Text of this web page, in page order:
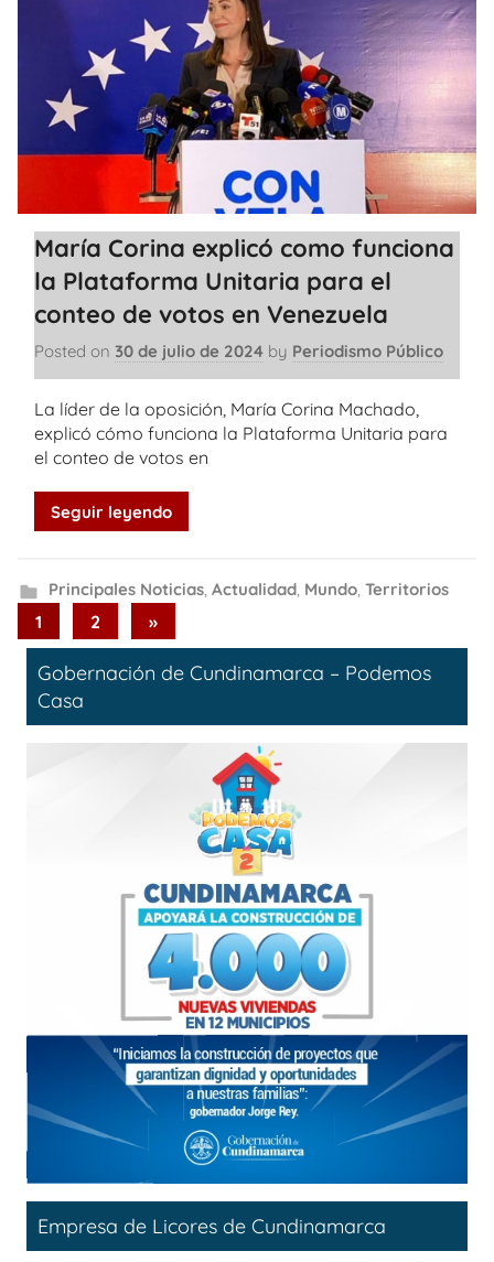
María Corina explicó como funciona
la Plataforma Unitaria para el
conteo de votos en Venezuela
Posted on 30 de julio de 2024 by Periodismo Público
La líder de la oposición, María Corina Machado,
explicó cómo funciona la Plataforma Unitaria para
el conteo de votos en
Seguir leyendo
Principales Noticias, Actualidad, Mundo, Territorios
Paginación
de
entradas
1 2
Next
Posts
»
Gobernación de Cundinamarca – Podemos
Casa
Empresa de Licores de Cundinamarca